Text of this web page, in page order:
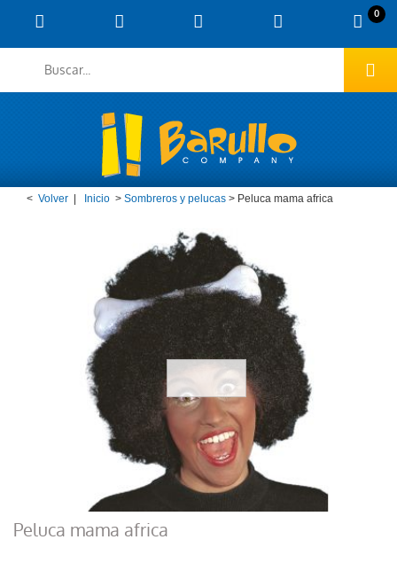
0
< Volver Inicio > Sombreros y pelucas > Peluca mama africa
Peluca mama africa